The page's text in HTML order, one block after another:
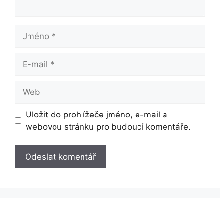
Jméno
mail
Uložit do prohlížeče jméno, e-mail a
webovou stránku pro budoucí komentáře.